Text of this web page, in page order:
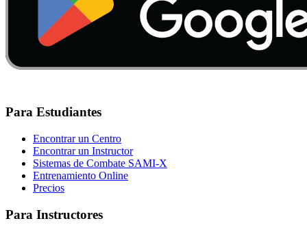
Para Estudiantes
Encontrar un Centro
Encontrar un Instructor
Sistemas de Combate SAMI-X
Entrenamiento Online
Precios
Para Instructores